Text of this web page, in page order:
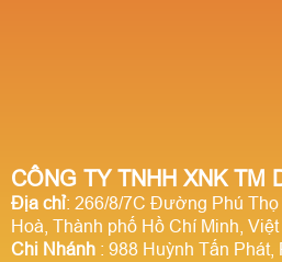
CÔNG TY TNHH XNK TM
Địa chỉ: 266/8/7C Đường Phú
Hoà, Thành phố Hồ Chí Minh,
Chi Nhánh : 988 Huỳnh Tấn Phát,